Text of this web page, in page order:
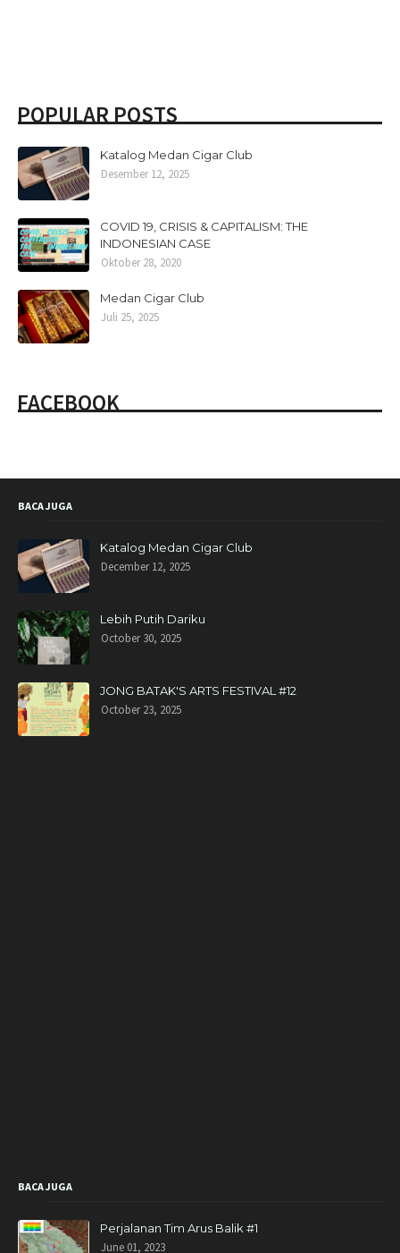
POPULAR POSTS
Katalog Medan Cigar Club
Desember 12, 2025
COVID 19, CRISIS & CAPITALISM: THE
INDONESIAN CASE
Oktober 28, 2020
Medan Cigar Club
Juli 25, 2025
FACEBOOK
BACA JUGA
Katalog Medan Cigar Club
December 12, 2025
Lebih Putih Dariku
October 30, 2025
JONG BATAK'S ARTS FESTIVAL #12
October 23, 2025
BACA JUGA
Perjalanan Tim Arus Balik #1
June 01, 2023